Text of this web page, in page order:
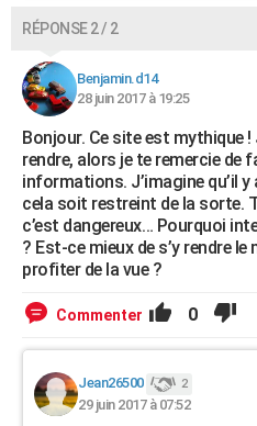
RÉPONSE 2 / 2
Benjamin.d14
28 juin 2017 à 19:25
Bonjour. Ce site est mythique !
rendre, alors je te remercie de
informations. J’imagine qu’il
cela soit restreint de la sorte.
c’est dangereux… Pourquoi
? Est-ce mieux de s’y rendre
profiter de la vue ?
Commenter 0
Jean26500 2
29 juin 2017 à 07:52